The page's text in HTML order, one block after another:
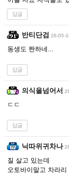
답글
반티단검 26-05-
동생도 짠하네...
답글
의식을넘어서
ㄷㄷ
답글
닉따위귀차나
질 살고 있는데
오토바이말고 차라리